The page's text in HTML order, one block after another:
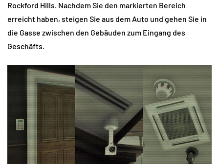
Rockford Hills. Nachdem Sie den markierten Bereich
erreicht haben, steigen Sie aus dem Auto und gehen Sie in
die Gasse zwischen den Gebäuden zum Eingang des
Geschäfts.